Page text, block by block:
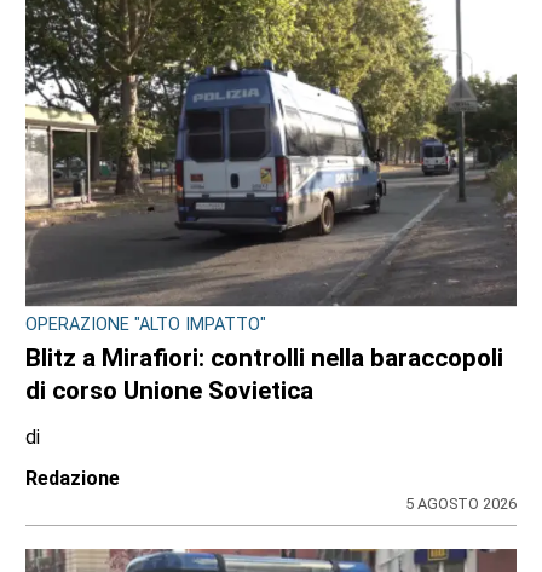
OPERAZIONE "ALTO IMPATTO"
Blitz a Mirafiori: controlli nella baraccopoli
di corso Unione Sovietica
di
Redazione
5 AGOSTO 2026